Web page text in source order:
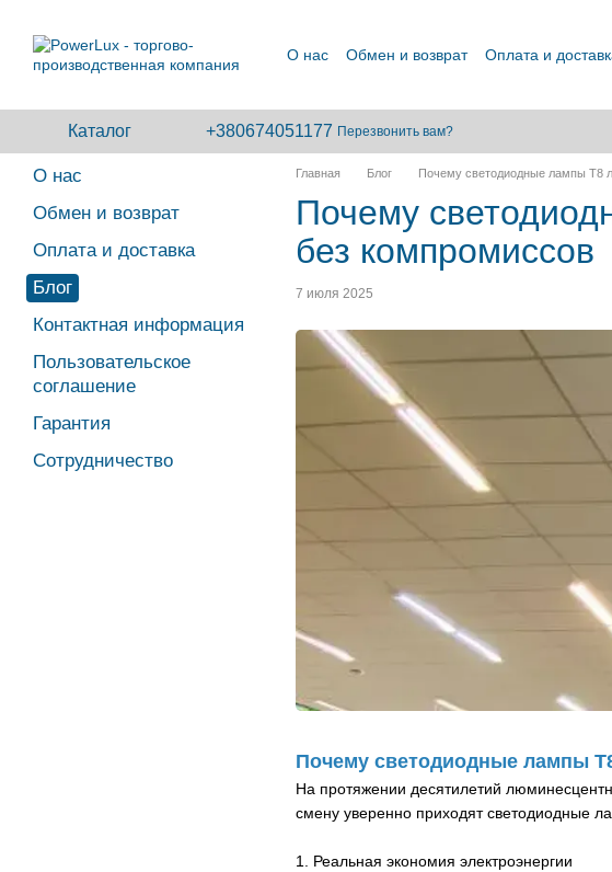
О нас Обмен и возврат Оплата и
Каталог +380674051177 Перезвонить вам?
Главная Блог Почему светодиодные лампы T8
Почему
без компромиссов
7 июля 2025
Почему светодиодные лампы
На протяжении десятилетий
смену уверенно приходят светодиодные
1. Реальная экономия электроэнергии
О нас
Обмен и возврат
Оплата и доставка
Блог
Контактная информация
Пользовательское
соглашение
Гарантия
Сотрудничество